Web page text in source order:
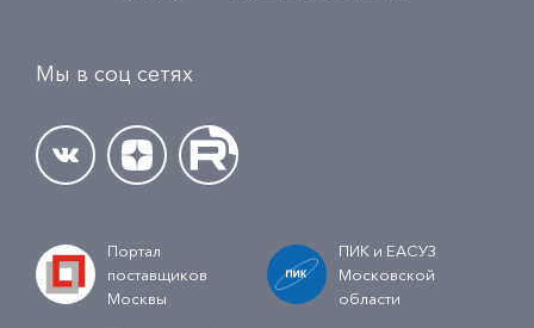
Мы в соц сетях
Портал
поставщиков
Москвы
ПИК и ЕАСУЗ
Московской
области